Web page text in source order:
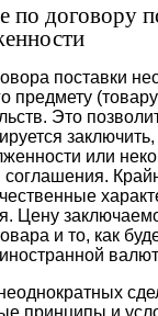
по договору
поставки
предмету
Это
или
Цену
и то, как
принципы и